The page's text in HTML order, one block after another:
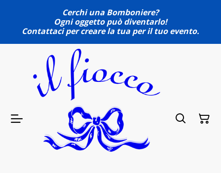
Cerchi una Bomboniere?
Ogni oggetto può diventarlo!
Contattaci per creare la tua per il tuo evento.